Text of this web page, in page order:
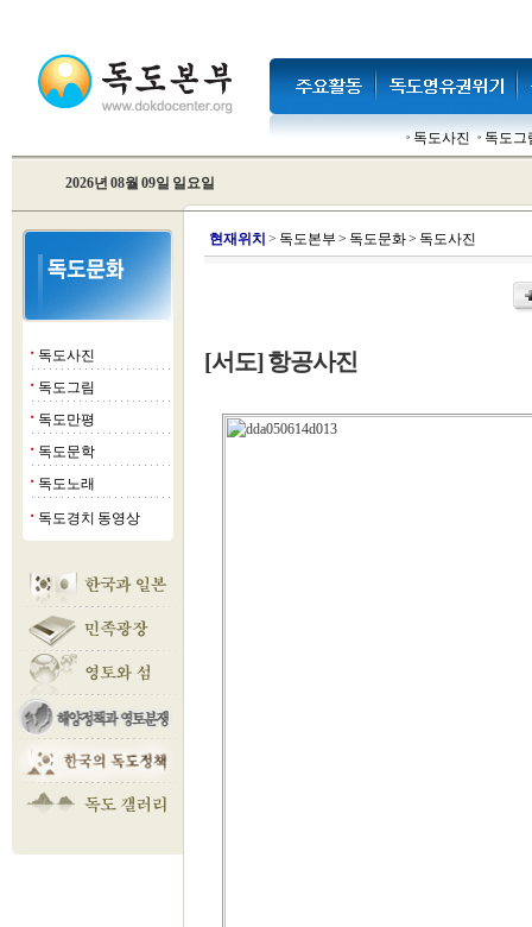
독도사진 독도그
2026년 08월 09일 일요일
■ 독도사진
■ 독도그림
■ 독도만평
■ 독도문학
■ 독도노래
■ 독도경치 동영상
현재위치 > 독도본부 > 독도문화> 독도사진
[서도] 항공사진